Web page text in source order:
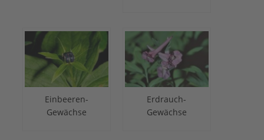
Einbeeren-
Gewächse
Erdrauch-
Gewächse